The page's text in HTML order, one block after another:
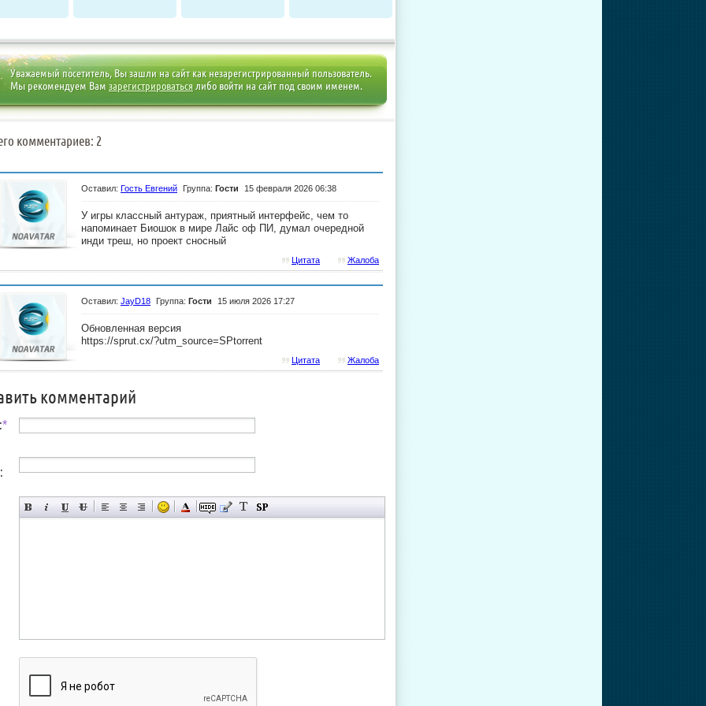
Уважаемый посетитель, Вы зашли на сайт как незарегистрированный пользователь.
Мы рекомендуем Вам зарегистрироватьсялибо войти на сайт под своим именем.
комментариев: 2
Оставил: Гость Евгений Группа: Гости 15 февраля 2026 06:38
У игры классный антураж, приятный интерфейс, чем то
напоминает Биошок в мире Лайс оф ПИ, думал очередной
инди треш, но проект сносный
Жалоба
Цитата
Оставил: JayD18 Группа: Гости 15 июля 2026 17:27
Обновленная версия
https://sprut.cx/?utm_source=SPtorrent
Жалоба
Цитата
комментарий
*